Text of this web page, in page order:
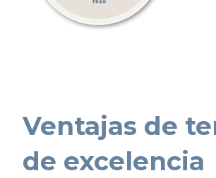
Ventajas de
de excelencia